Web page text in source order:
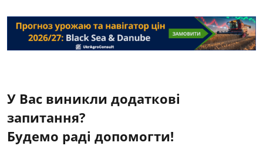
У Вас виникли додаткові
запитання?
Будемо раді допомогти!